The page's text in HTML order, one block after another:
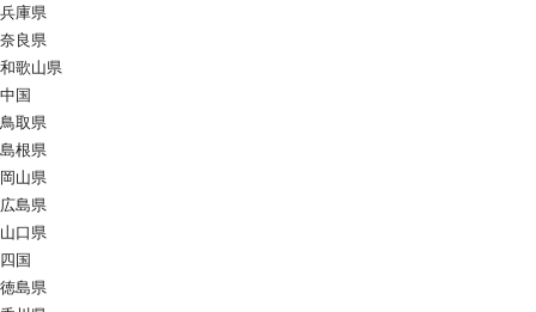
兵庫県
奈良県
和歌山県
中国
鳥取県
島根県
岡山県
広島県
山口県
四国
徳島県